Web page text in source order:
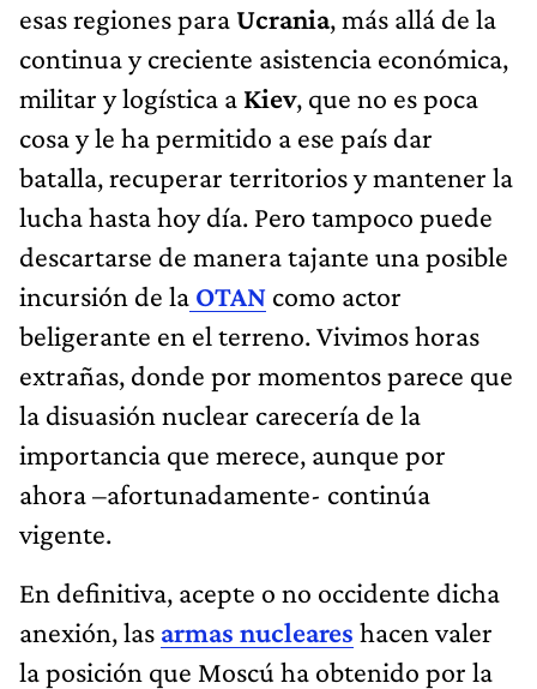
esas regiones paraUcrania, más allá de la
continua y creciente asistencia económica,
militar y logística a Kiev, que no es poca
cosa y le ha permitido a ese país dar
batalla, recuperar territorios y mantener la
lucha hasta hoy día. Pero tampoco puede
descartarse de manera tajante una posible
incursión de la OTAN como actor
beligerante en el terreno. Vivimos horas
extrañas, donde por momentos parece que
la disuasión nuclear carecería de la
importancia que merece, aunque por
ahora –afortunadamente- continúa
vigente.
En definitiva, acepte o no occidente dicha
anexión, las armas nucleares hacen valer
la posición que Moscú ha obtenido por la